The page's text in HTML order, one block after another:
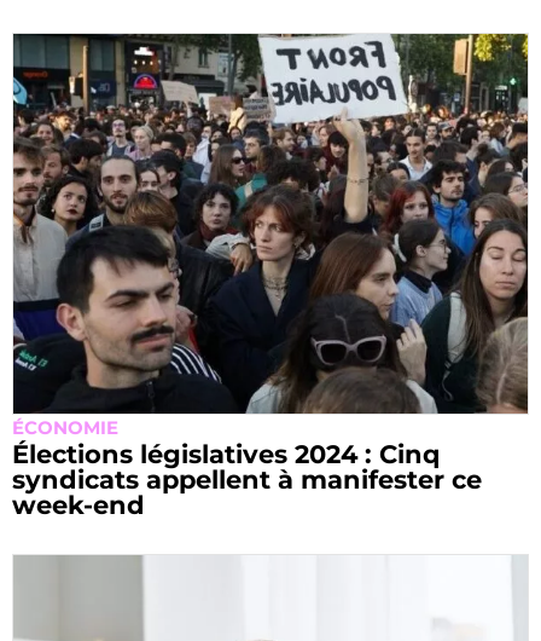
ÉCONOMIE
Élections législatives 2024 : Cinq
syndicats appellent à manifester ce
week-end